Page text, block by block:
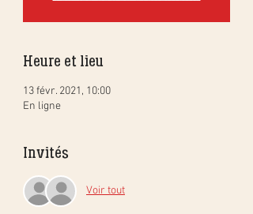
Heure et lieu
13 févr. 2021, 10:00
En ligne
Invités
Voir tout